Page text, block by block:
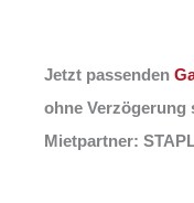
Jetzt passenden
ohne Verzögerung
Mietpartner: